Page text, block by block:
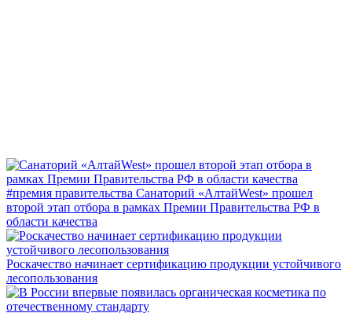
#премия правительства Санаторий «АлтайWest» прошел
второй этап отбора в рамках Премии Правительства РФ в
области качества
Роскачество начинает сертификацию продукции устойчивого
лесопользования